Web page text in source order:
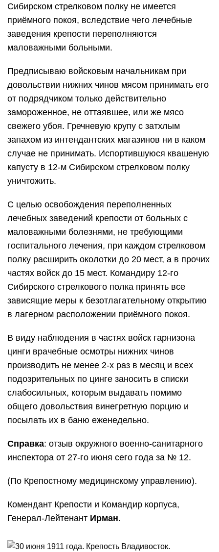
Сибирском стрелковом полку не имеется
приёмного покоя, вследствие чего лечебные
заведения крепости переполняются
маловажными больными.
Предписываю войсковым начальникам при
довольствии нижних чинов мясом принимать его
от подрядчиком только действительно
замороженное, не оттаявшее, или же мясо
свежего убоя. Гречневую крупу с затхлым
запахом из интендантских магазинов ни в каком
случае не принимать. Испортившуюся квашеную
капусту в 12-м Сибирском стрелковом полку
уничтожить.
С целью освобождения переполненных
лечебных заведений крепости от больных с
маловажными болезнями, не требующими
госпитального лечения, при каждом стрелковом
полку расширить околотки до 20 мест, а в прочих
частях войск до 15 мест. Командиру 12-го
Сибирского стрелкового полка принять все
зависящие меры к безотлагательному открытию
в лагерном расположении приёмного покоя.
В виду наблюдения в частях войск гарнизона
цинги врачебные осмотры нижних чинов
производить не менее 2-х раз в месяц и всех
подозрительных по цинге заносить в списки
слабосильных, которым выдавать помимо
общего довольствия винегретную порцию и
посылать их в баню еженедельно.
Справка: отзыв окружного военно-санитарного
инспектора от 27-го июня сего года за № 12.
(По Крепостному медицинскому управлению).
Комендант Крепости и Командир корпуса,
Генерал-Лейтенант Ирман.